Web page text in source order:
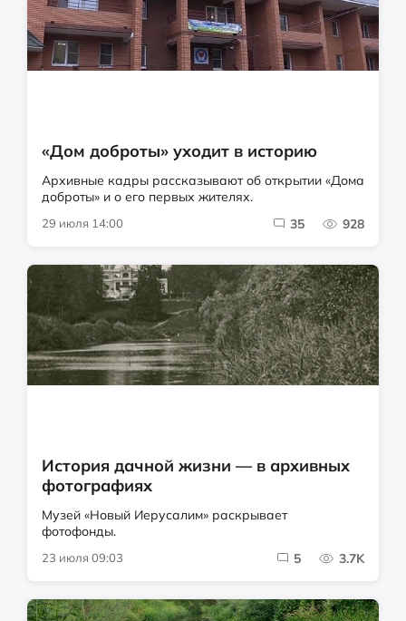
«Дом доброты» уходит в историю
Архивные кадры рассказывают об открытии «Дома
доброты» и о его первых жителях.
29 июля 14:00 35 928
История дачной жизни — в архивных
фотографиях
Музей «Новый Иерусалим» раскрывает
фотофонды.
23 июля 09:03 5 3.7K